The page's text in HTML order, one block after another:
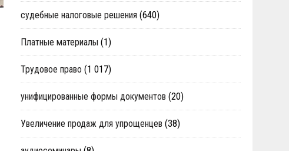
судебные налоговые решения (640)
Платные материалы (1)
Трудовое право (1 017)
унифицированные формы документов (20)
Увеличение продаж для упрощенцев (38)